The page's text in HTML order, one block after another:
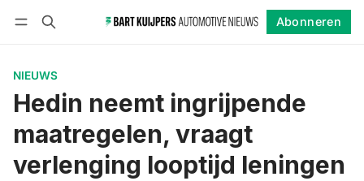
Abonneren
NIEUWS
Hedin neemt ingrijpende
maatregelen, vraagt
verlenging looptijd leningen